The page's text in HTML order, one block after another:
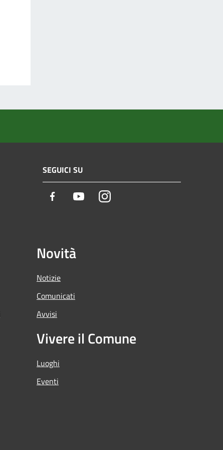
SEGUICI SU
Facebook YoutubeInstagram
Novità
Notizie
Comunicati
Avvisi
Vivere il Comune
Luoghi
Eventi